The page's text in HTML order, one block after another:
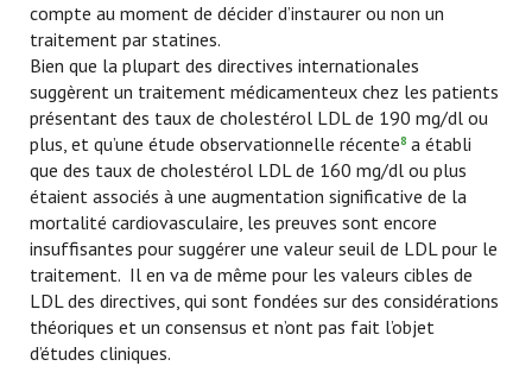
compte au moment de décider d’instaurer ou non un
traitement par statines.
Bien que la plupart des directives internationales
suggèrent un traitement médicamenteux chez les patients
présentant des taux de cholestérol LDL de 190 mg/dl ou
plus, et qu’une étude observationnelle récente8 a établi
que des taux de cholestérol LDL de 160 mg/dl ou plus
étaient associés à une augmentation significative de la
mortalité cardiovasculaire, les preuves sont encore
insuffisantes pour suggérer une valeur seuil de LDL pour le
traitement. Il en va de même pour les valeurs cibles de
LDL des directives, qui sont fondées sur des considérations
théoriques et un consensus et n’ont pas fait l’objet
d’études cliniques.